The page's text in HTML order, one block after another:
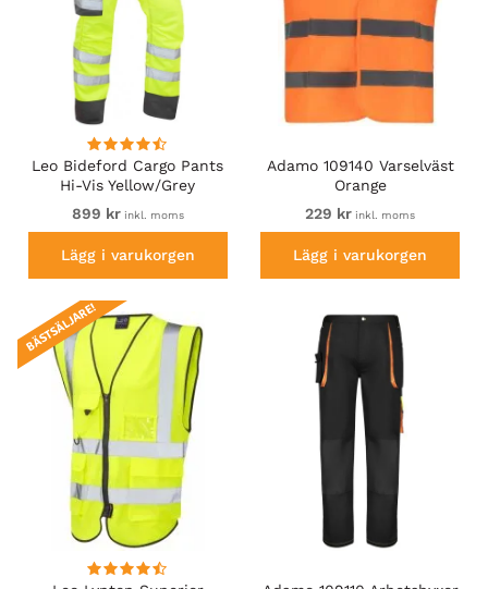
Leo Bideford Cargo Pants
Hi-Vis Yellow/Grey
899 krinkl. moms
Lägg i varukorgen
Adamo 109140 Varselväst
Orange
229 kr inkl. moms
Lägg i varukorgen
BÄSTSÄLJARE!